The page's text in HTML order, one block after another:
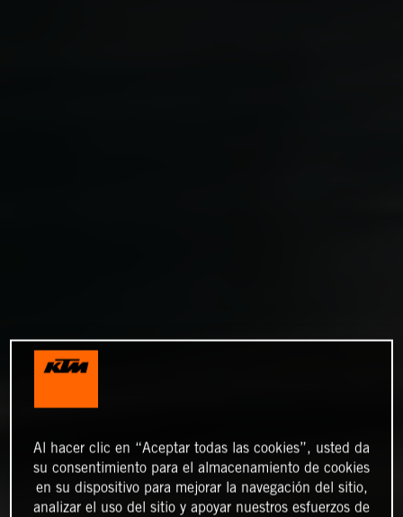
Al hacer clic en “Aceptar todas las cookies”, usted da
su consentimiento para el almacenamiento de cookies
en su dispositivo para mejorar la navegación del sitio,
analizar el uso del sitio y apoyar nuestros esfuerzos de